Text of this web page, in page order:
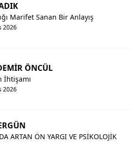
2026
Marifet Sanan Bir Anlayış
ÖNCÜL
2026
İhtişamı
ARTAN ÖN YARGI VE PSİKOLOJİK